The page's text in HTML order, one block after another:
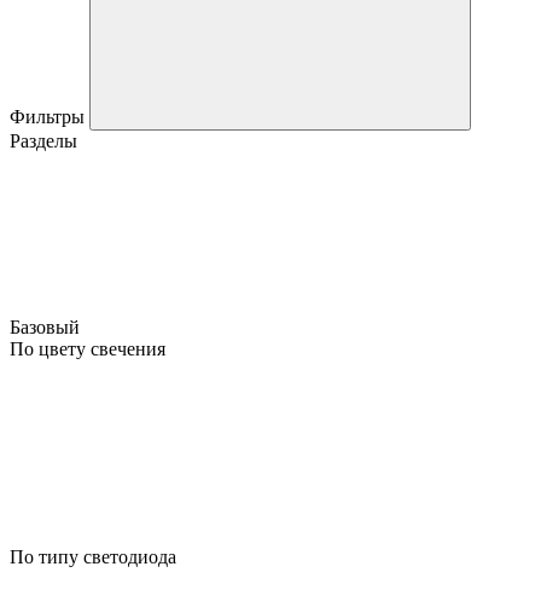
Фильтры
Разделы
Базовый
По цвету свечения
По типу светодиода